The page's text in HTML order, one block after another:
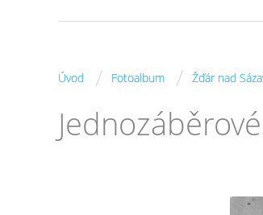
Úvod / Fotoalbum / Žďár nad
Jednozáběrové